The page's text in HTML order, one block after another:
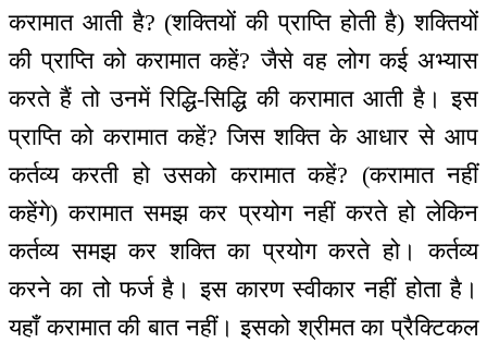
करामात आती है? (शक्तियों की प्राप्ति होती है) शक्तियों
की प्राप्ति को करामात कहें? जैसे वह लोग कई अभ्यास
करते हैं तो उनमें रिद्धि-सिद्धि की करामात आती है। इस
प्राप्ति को करामात कहें? जिस शक्ति के आधार से आप
कर्तव्य करती हो उसको करामात कहें? (करामात नहीं
कहेंगे) करामात समझ कर प्रयोग नहीं करते हो लेकिन
कर्तव्य समझ कर शक्ति का प्रयोग करते हो। कर्तव्य
करने का तो फर्ज है। इस कारण स्वीकार नहीं होता है।
यहाँ करामात की बात नहीं। इसको श्रीमत का प्रैक्टिकल